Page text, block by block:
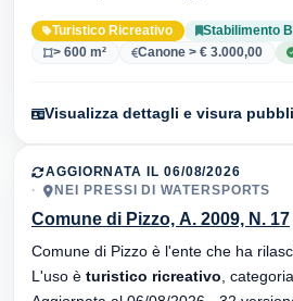
Turistico Ricreativo
Stabilimento
> 600 m²
Canone > € 3.000,00
Visualizza dettagli e visura
AGGIORNATA IL 06/08/2026
NEI PRESSI DI WATERSPORTS
Comune di Pizzo, A. 2009, N. 17
Comune di Pizzo è l'ente che ha
L'uso è turistico ricreativo , categoria